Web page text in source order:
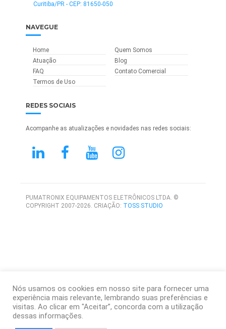
Curitiba/PR - CEP: 81650-050
NAVEGUE
Home
Quem Somos
Atuação
Blog
FAQ
Contato Comercial
Termos de Uso
REDES SOCIAIS
Acompanhe as atualizações e novidades nas redes sociais:
PUMATRONIX EQUIPAMENTOS ELETRÔNICOS LTDA. ©
COPYRIGHT 2007-2026. CRIAÇÃO: TOSS STUDIO
Nós usamos os cookies em nosso site para fornecer uma
experiência mais relevante, lembrando suas preferências e
visitas. Ao clicar em "Aceitar”, concorda com a utilização
dessas informações.